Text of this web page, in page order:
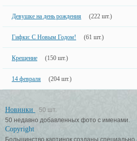
Девушке на день рождения (222 шт.)
Гифки: С Новым Годом! (61 шт.)
Крещение (150 шт.)
14 февраля (204 шт.)
Новинки
50 шт.
50 недавно добавленных фото с именами.
Copyright